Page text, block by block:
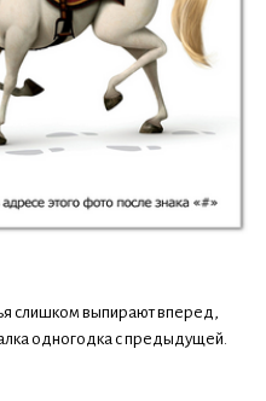
слишком выпирают вперед,
одногодка с предыдущей.